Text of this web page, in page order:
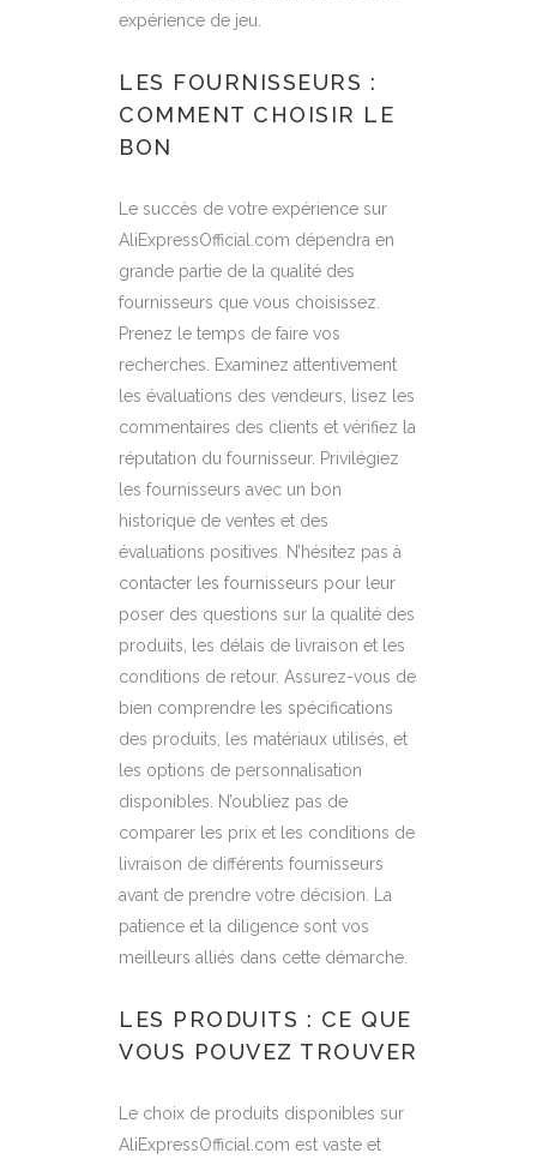
expérience de jeu.
LES FOURNISSEURS :
COMMENT CHOISIR LE
BON
Le succès de votre expérience sur
AliExpressOfficial.com dépendra en
grande partie de la qualité des
fournisseurs que vous choisissez.
Prenez le temps de faire vos
recherches. Examinez attentivement
les évaluations des vendeurs, lisez les
commentaires des clients et vérifiez la
réputation du fournisseur. Privilégiez
les fournisseurs avec un bon
historique de ventes et des
évaluations positives. N’hésitez pas à
contacter les fournisseurs pour leur
poser des questions sur la qualité des
produits, les délais de livraison et les
conditions de retour. Assurez-vous de
bien comprendre les spécifications
des produits, les matériaux utilisés, et
les options de personnalisation
disponibles. N’oubliez pas de
comparer les prix et les conditions de
livraison de différents fournisseurs
avant de prendre votre décision. La
patience et la diligence sont vos
meilleurs alliés dans cette démarche.
LES PRODUITS : CE QUE
VOUS POUVEZ TROUVER
Le choix de produits disponibles sur
AliExpressOfficial.com est vaste et